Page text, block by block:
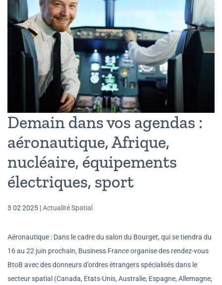
Demain dans vos agendas :
aéronautique, Afrique,
nucléaire, équipements
électriques, sport
3 02 2025 |Actualité Spatial
Aéronautique : Dans le cadre du salon du Bourget, qui se tiendra du
16 au 22 juin prochain, Business France organise des rendez-vous
BtoB avec des donneurs d’ordres étrangers spécialisés dans le
secteur spatial (Canada, Etats-Unis, Australie, Espagne, Allemagne,